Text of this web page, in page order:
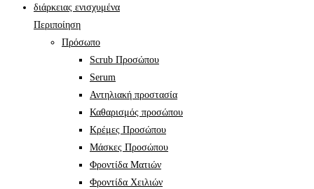
Περιποίηση
Πρόσωπο
Scrub Προσώπου
Serum
Αντηλιακή προστασία
Καθαρισμός προσώπου
Κρέμες Προσώπου
Μάσκες Προσώπου
Φροντίδα Ματιών
Φροντίδα Χειλιών